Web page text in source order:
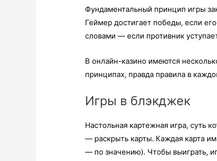
Фундаментальный принцип игры
Геймер достигает победы, если
словами — если противник
В онлайн-казино имеются
принципах, правда правила в
Игры в блэкджек
Настольная картежная игра, суть
— раскрыть карты. Каждая карта
— по значению). Чтобы выиграть,